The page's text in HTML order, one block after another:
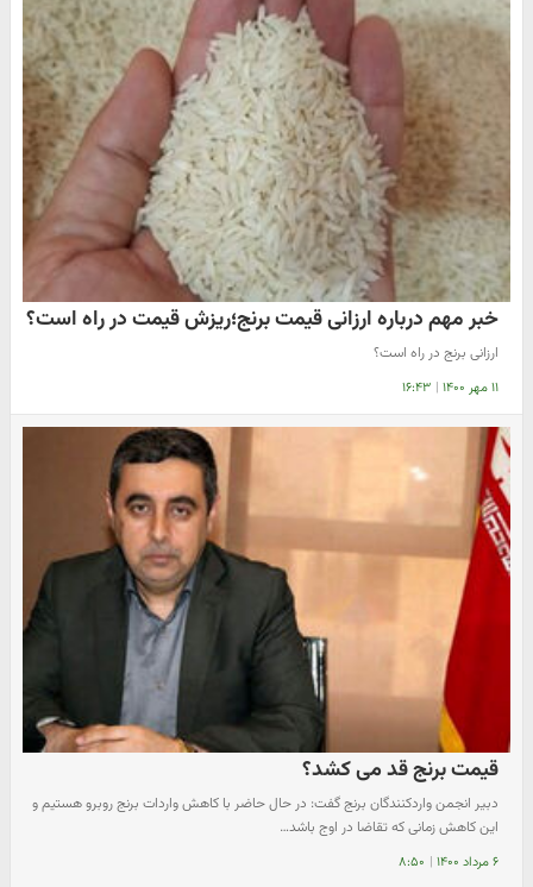
خبر مهم درباره ارزانی قیمت برنج؛ریزش قیمت در راه است؟
ارزانی برنج در راه است؟
۱۱ مهر ۱۴۰۰ | ۱۶:۴۳
قیمت برنج قد می کشد؟
دبیر انجمن واردکنندگان برنج گفت: در حال حاضر با کاهش واردات برنج روبرو هستیم و
این کاهش زمانی که تقاضا در اوج باشد…
۶ مرداد ۱۴۰۰ | ۸:۵۰